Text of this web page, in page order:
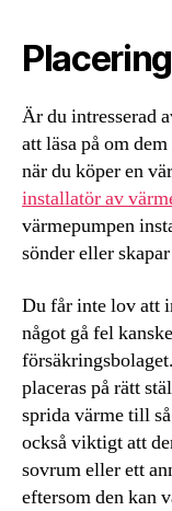
Är du intresserad
att läsa på om
när du köper en
installatör av
värmepumpen
sönder eller
Du får inte lov att
något gå fel
placeras på rätt
sprida värme till
också viktigt att
sovrum eller ett
eftersom den kan